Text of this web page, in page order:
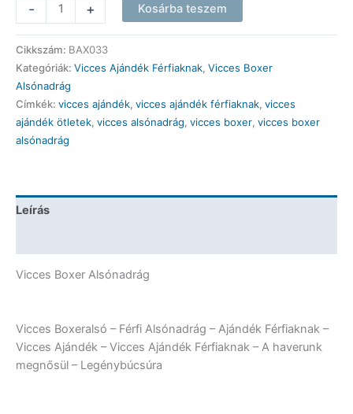
-
Boxer
Alsónadrág
-
A
haverunk
megnősül
-
Vicces
-
+ Kosárba teszem
Cikkszám: BAX033
Kategóriák: Vicces Ajándék Férfiaknak, Vicces Boxer
Alsónadrág
Címkék: vicces ajándék, vicces ajándék férfiaknak, vicces
ajándék ötletek, vicces alsónadrág, vicces boxer, vicces boxer
alsónadrág
Leírás
Vicces Boxer Alsónadrág
Vicces Boxeralsó – Férfi Alsónadrág – Ajándék Férfiaknak –
Vicces Ajándék – Vicces Ajándék Férfiaknak – A haverunk
megnősül – Legénybúcsúra